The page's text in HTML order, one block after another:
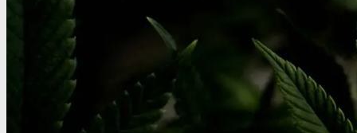
Test af primære aminer
URIN TESTS
Multi urin test - 3 stoffer
Multi urin test - 10 stoffer
THC urin test - 25ng/ml
THC urin test - 50ng/ml